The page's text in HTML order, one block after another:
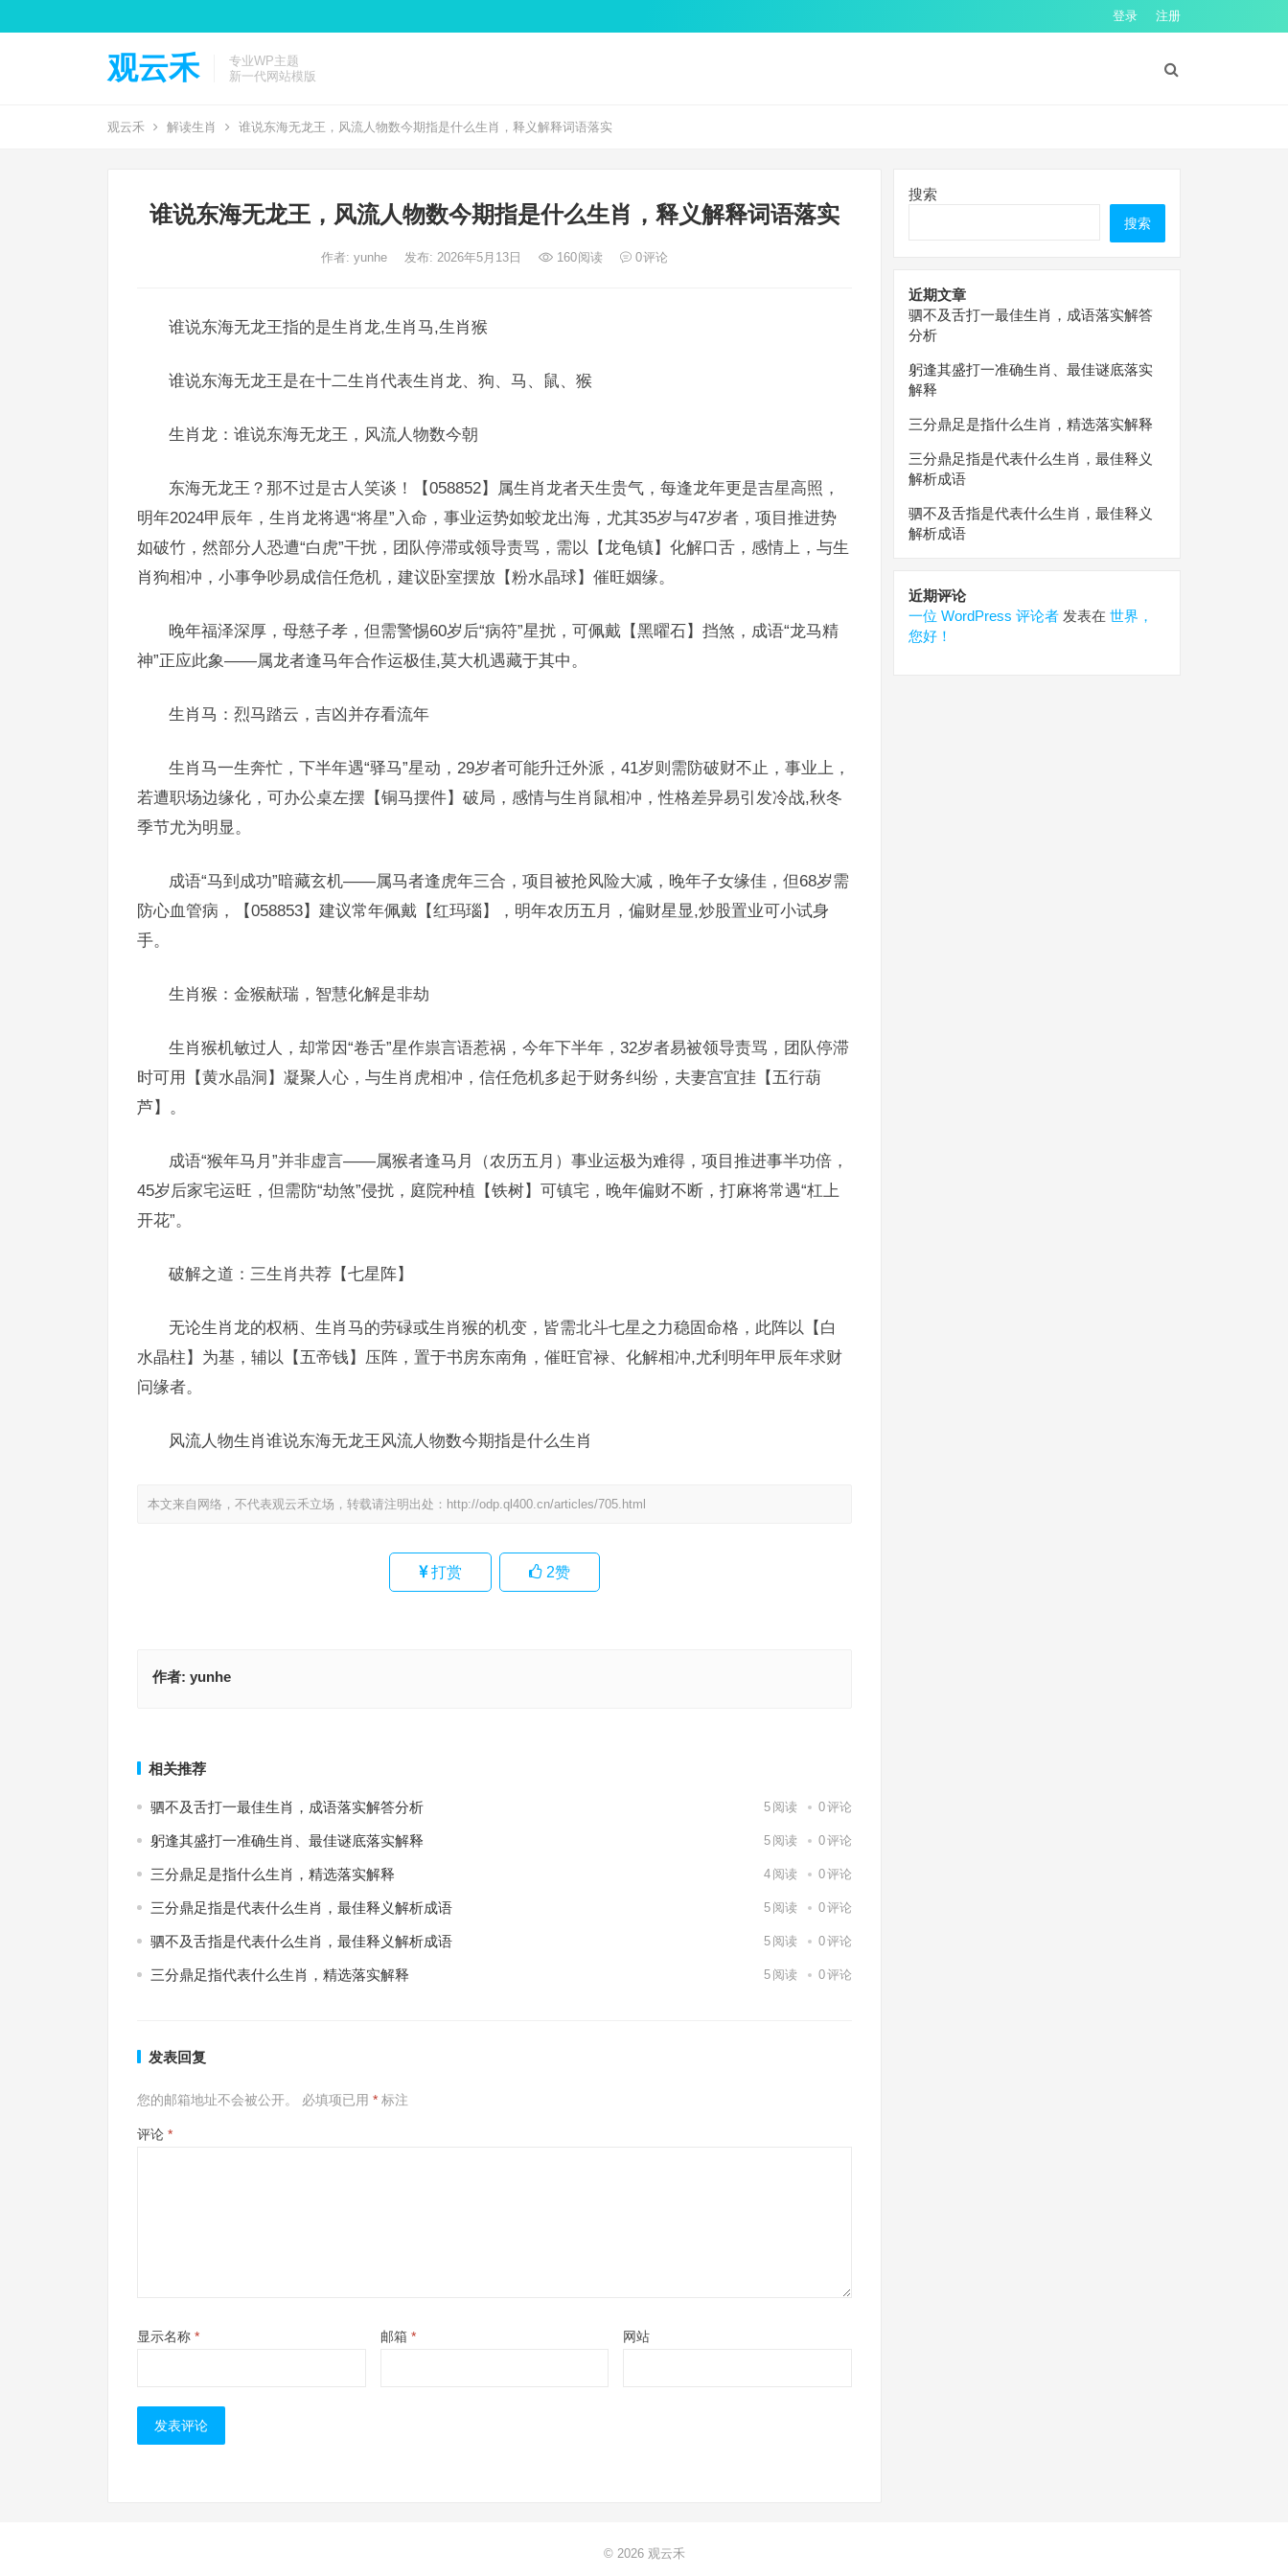
登录 注册
观云禾
专业WP主题
新一代网站模版
观云禾 解读生肖 谁说东海无龙王，风流人物数今期指是什么生肖，释义解释词语落实
谁说东海无龙王，风流人物数今期指是什么生肖，释义解释词语落实
作者: yunhe 发布: 2026年5月13日 160阅读 0评论
谁说东海无龙王指的是生肖龙,生肖马,生肖猴
谁说东海无龙王是在十二生肖代表生肖龙、狗、马、鼠、猴
生肖龙：谁说东海无龙王，风流人物数今朝
东海无龙王？那不过是古人笑谈！【058852】属生肖龙者天生贵气，每逢龙年更是吉星高照，
明年2024甲辰年，生肖龙将遇“将星”入命，事业运势如蛟龙出海，尤其35岁与47岁者，项目推进势
如破竹，然部分人恐遭“白虎”干扰，团队停滞或领导责骂，需以【龙龟镇】化解口舌，感情上，与生
肖狗相冲，小事争吵易成信任危机，建议卧室摆放【粉水晶球】催旺姻缘。
晚年福泽深厚，母慈子孝，但需警惕60岁后“病符”星扰，可佩戴【黑曜石】挡煞，成语“龙马精
神”正应此象——属龙者逢马年合作运极佳,莫大机遇藏于其中。
生肖马：烈马踏云，吉凶并存看流年
生肖马一生奔忙，下半年遇“驿马”星动，29岁者可能升迁外派，41岁则需防破财不止，事业上，
若遭职场边缘化，可办公桌左摆【铜马摆件】破局，感情与生肖鼠相冲，性格差异易引发冷战,秋冬
季节尤为明显。
成语“马到成功”暗藏玄机——属马者逢虎年三合，项目被抢风险大减，晚年子女缘佳，但68岁需
防心血管病，【058853】建议常年佩戴【红玛瑙】，明年农历五月，偏财星显,炒股置业可小试身
手。
生肖猴：金猴献瑞，智慧化解是非劫
生肖猴机敏过人，却常因“卷舌”星作祟言语惹祸，今年下半年，32岁者易被领导责骂，团队停滞
时可用【黄水晶洞】凝聚人心，与生肖虎相冲，信任危机多起于财务纠纷，夫妻宫宜挂【五行葫
芦】。
成语“猴年马月”并非虚言——属猴者逢马月（农历五月）事业运极为难得，项目推进事半功倍，
45岁后家宅运旺，但需防“劫煞”侵扰，庭院种植【铁树】可镇宅，晚年偏财不断，打麻将常遇“杠上
开花”。
破解之道：三生肖共荐【七星阵】
无论生肖龙的权柄、生肖马的劳碌或生肖猴的机变，皆需北斗七星之力稳固命格，此阵以【白
水晶柱】为基，辅以【五帝钱】压阵，置于书房东南角，催旺官禄、化解相冲,尤利明年甲辰年求财
问缘者。
风流人物生肖谁说东海无龙王风流人物数今期指是什么生肖
本文来自网络，不代表观云禾立场，转载请注明出处： http://odp.ql400.cn/articles/705.html
打赏 2赞
作者: yunhe
相关推荐
驷不及舌打一最佳生肖，成语落实解答分析 5 阅读 0评论
躬逢其盛打一准确生肖、最佳谜底落实解释 5 阅读 0评论
三分鼎足是指什么生肖，精选落实解释 4 阅读 0评论
三分鼎足指是代表什么生肖，最佳释义解析成语 5 阅读 0评论
驷不及舌指是代表什么生肖，最佳释义解析成语 5 阅读 0评论
三分鼎足指代表什么生肖，精选落实解释 5 阅读 0评论
发表回复
您的邮箱地址不会被公开。 必填项已用 * 标注
评论 *
显示名称 * 邮箱 * 网站
搜索
搜索
近期文章
驷不及舌打一最佳生肖，成语落实解答
分析
躬逢其盛打一准确生肖、最佳谜底落实
解释
三分鼎足是指什么生肖，精选落实解释
三分鼎足指是代表什么生肖，最佳释义
解析成语
驷不及舌指是代表什么生肖，最佳释义
解析成语
近期评论
一位 WordPress 评论者 发表在 世界，
您好！
© 2026 观云禾